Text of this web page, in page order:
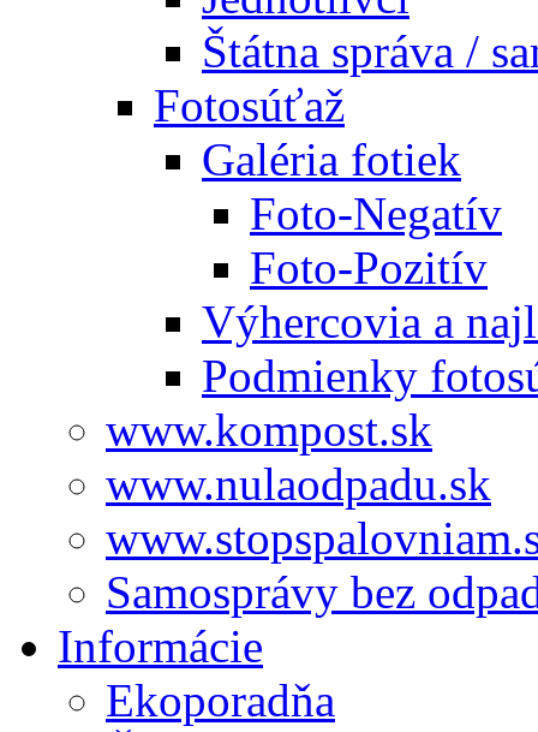
Štátna správa /
Fotosúťaž
Galéria fotiek
Foto-Negatív
Foto-Pozitív
Výhercovia a
Podmienky
www.kompost.sk
www.nulaodpadu.sk
Samosprávy bez
Informácie
Ekoporadňa